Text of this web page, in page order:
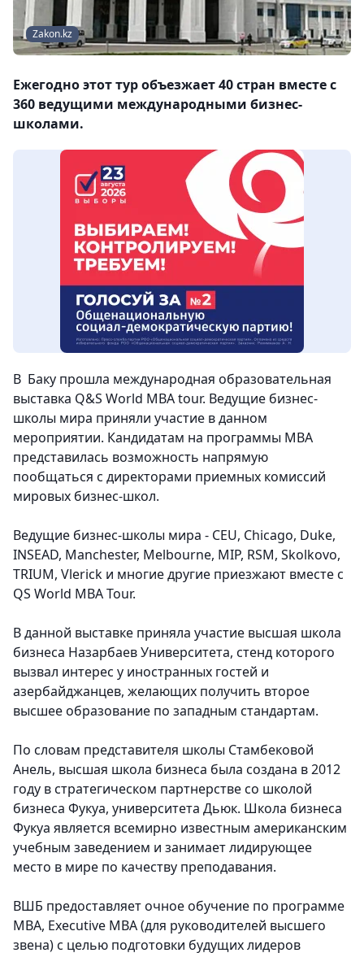
Zakon.kz
Ежегодно этот тур объезжает 40 стран вместе с
360 ведущими международными бизнес-
школами.
В Баку прошла международная образовательная
выставка Q&S World MBA tour. Ведущие бизнес-
школы мира приняли участие в данном
мероприятии. Кандидатам на программы МВА
представилась возможность напрямую
пообщаться с директорами приемных комиссий
мировых бизнес-школ.
Ведущие бизнес-школы мира - CEU, Chicago, Duke,
INSEAD, Manchester, Melbourne, MIP, RSM, Skolkovo,
TRIUM, Vlerick и многие другие приезжают вместе с
QS World MBA Tour.
В данной выставке приняла участие высшая школа
бизнеса Назарбаев Университета, стенд которого
вызвал интерес у иностранных гостей и
азербайджанцев, желающих получить второе
высшее образование по западным стандартам.
По словам представителя школы Стамбековой
Анель, высшая школа бизнеса была создана в 2012
году в стратегическом партнерстве со школой
бизнеса Фукуа, университета Дьюк. Школа бизнеса
Фукуа является всемирно известным американским
учебным заведением и занимает лидирующее
место в мире по качеству преподавания.
ВШБ предоставляет очное обучение по программе
МBA, Executive MBA (для руководителей высшего
звена) с целью подготовки будущих лидеров